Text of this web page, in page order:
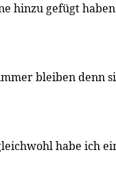
hinzu gefügt
bleiben denn
habe ich